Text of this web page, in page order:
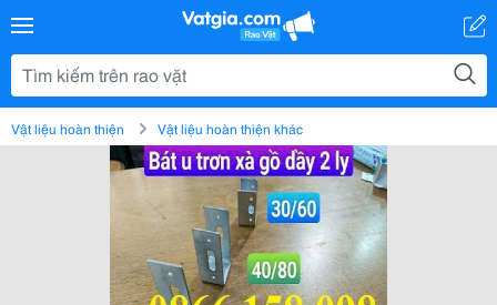
Vật liệu hoàn thiện Vật liệu hoàn thiện khác